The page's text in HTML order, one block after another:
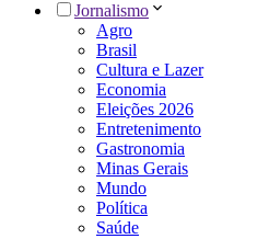
Jornalismo
Agro
Brasil
Cultura e Lazer
Economia
Eleições 2026
Entretenimento
Gastronomia
Minas Gerais
Mundo
Política
Saúde